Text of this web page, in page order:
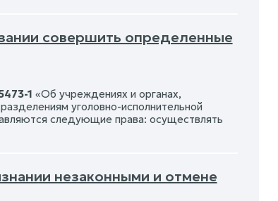
совершить определенные
1 «Об учреждениях и органах,
уголовно-исполнительной
следующие права: осуществлять
незаконными и отмене